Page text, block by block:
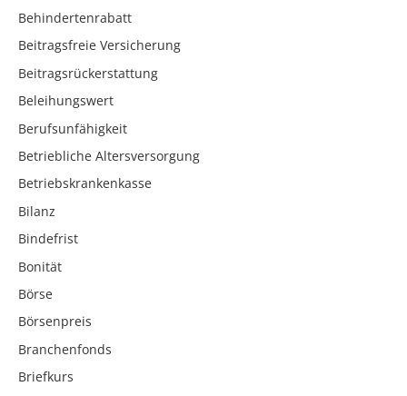
Behindertenrabatt
Beitragsfreie Versicherung
Beitragsrückerstattung
Beleihungswert
Berufsunfähigkeit
Betriebliche Altersversorgung
Betriebskrankenkasse
Bilanz
Bindefrist
Bonität
Börse
Börsenpreis
Branchenfonds
Briefkurs